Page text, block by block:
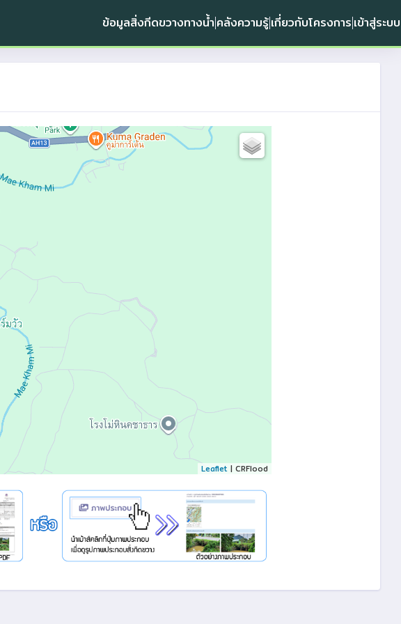
ข้อมูลสิ่งกีดขวางทางน้ำ คลังความรู้เกี่ยวกับโครงการ เข้าสู่ระบบ
Leaflet| CRFlood